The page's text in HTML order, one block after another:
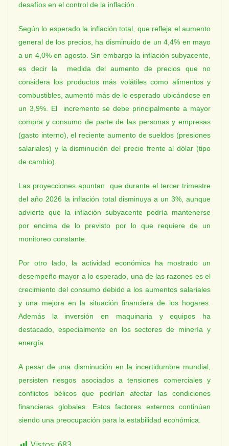
desafíos en el control de la inflación.
Según lo esperado la inflación total, que refleja el aumento
general de los precios, ha disminuido de un 4,4% en mayo
a un 4,0% en agosto. Sin embargo la inflación subyacente,
es decir la medida del aumento de precios que no
considera los productos más volátiles como alimentos y
combustibles, aumentó más de lo esperado ubicándose en
un 3,9%. El incremento se debe principalmente a mayor
compra y consumo de parte de las personas y empresas
(gasto interno), el reciente aumento de sueldos (presiones
salariales) y la disminución del precio frente al dólar (tipo
de cambio).
Las proyecciones apuntan
que durante el tercer trimestre
del año 2026 la inflación total disminuya a un 3%, aunque
advierte que la inflación subyacente podría mantenerse
por encima de lo previsto por lo que requiere de un
monitoreo constante.
Por otro lado, la actividad económica ha mostrado un
desempeño mayor a lo esperado, una de las razones es el
crecimiento del consumo debido a los aumentos salariales
y una mejora en la situación financiera de los hogares.
Además la inversión en maquinaria y equipos ha
destacado, especialmente en los sectores de minería y
energía.
A pesar de una disminución en la incertidumbre mundial,
persisten riesgos asociados a tensiones comerciales y
conflictos bélicos que podrían afectar las condiciones
financieras globales. Estos factores externos continúan
siendo una preocupación para la estabilidad económica.